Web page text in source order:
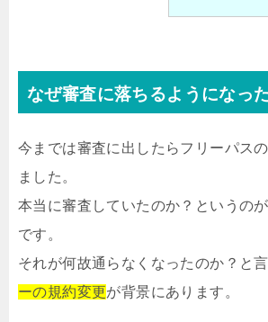
なぜ審査に落ちるようになっ
今までは審査に出したらフリーパス
ました。
本当に審査していたのか？というの
です。
それが何故通らなくなったのか？と言
ーの規約変更が背景にあります。